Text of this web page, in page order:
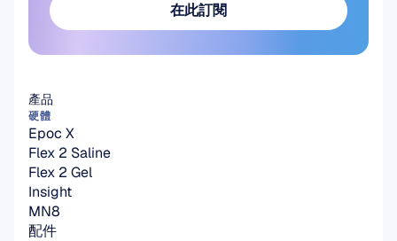
在此訂閱
產品
硬體
Epoc X
Flex 2 Saline
Flex 2 Gel
Insight
MN8
配件